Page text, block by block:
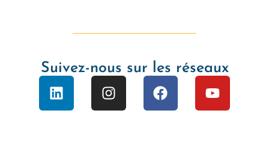
Suivez-nous sur les réseaux